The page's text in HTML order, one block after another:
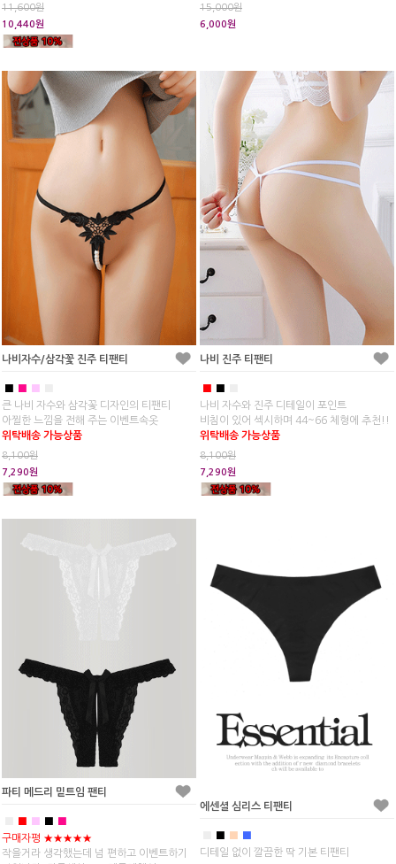
11,600원
10,440원
15,000원
6,000원
나비자수/삼각꽃 진주 티팬티
■ ■ ■
큰 나비 자수와 삼각꽃 디자인의 티팬티
아찔한 느낌을 전해 주는 이벤트속옷
위탁배송 가능상품
8,100원
7,290원
나비 진주 티팬티
■ ■
나비 자수와 진주 디테일이 포인트
비침이 있어 섹시하며 44~66 체형에 추천!!
위탁배송 가능상품
8,100원
7,290원
파티 메드리 밑트임 팬티
■ ■ ■
구매자평 ★★★★★
작을거라 생각했는데 넘 편하고 이벤트하기
에센셜 심리스 티팬티
■ ■
디테일 없이 깔끔한 딱 기본 티팬티